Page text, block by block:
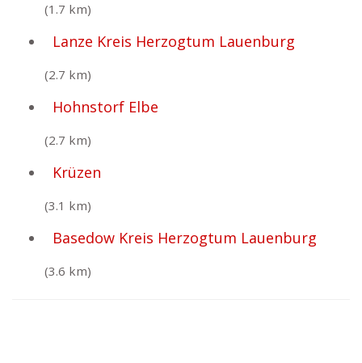
(1.7 km)
Lanze Kreis Herzogtum Lauenburg
(2.7 km)
Hohnstorf Elbe
(2.7 km)
Krüzen
(3.1 km)
Basedow Kreis Herzogtum Lauenburg
(3.6 km)